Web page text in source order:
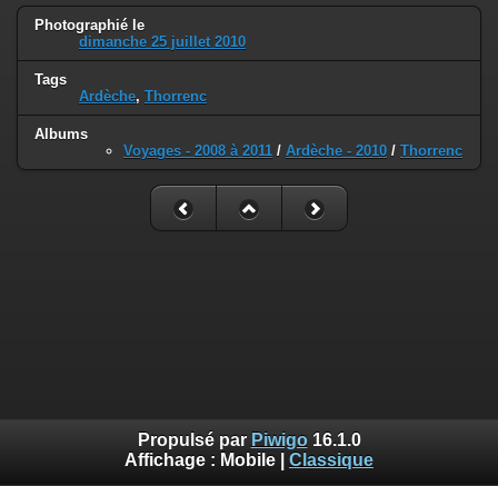
Photographié le
dimanche 25 juillet 2010
Tags
Ardèche, Thorrenc
Albums
Voyages - 2008 à 2011 / Ardèche - 2010 / Thorrenc
Propulsé par Piwigo16.1.0
Affichage : Mobile Classique